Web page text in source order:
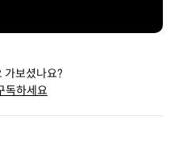
가보셨나요?
독하세요